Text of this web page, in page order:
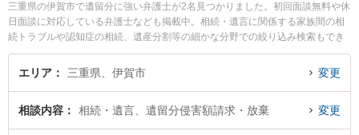
三重県の伊賀市で遺留分に強い弁護士が2名見つかりました。初回面談無料や休
日面談に対応している弁護士なども掲載中。相続・遺言に関係する家族間の相
続トラブルや認知症の相続、遺産分割等の細かな分野での絞り込み検索もでき
便利です。特に上野法律事務所の米田 義弘弁護士や伊賀中央法律事務所の本城
祐貴弁護士のプロフィール情報や弁護士費用、強みなどが注目されています。
『伊賀市で土日や夜間に発生した遺留分のトラブルを今すぐに弁護士に相談し
回相談無料で遺留分を法律相談できる伊賀市内の弁護士に相談予約したい』な
どでお困りの相談者さんにおすすめです。
エリア 三重県、伊賀市 変更
相談内容 相続・遺言、遺留分侵害額請求・放棄 変更